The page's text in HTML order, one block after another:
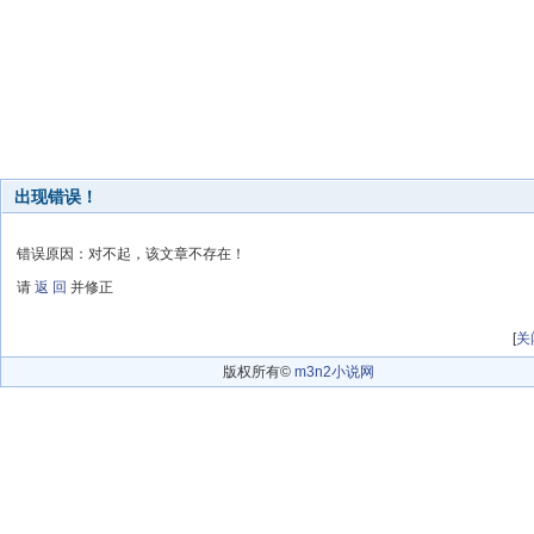
出现错误！
错误原因：对不起，该文章不存在！
请 返 回 并修正
[关
版权所有© m3n2小说网